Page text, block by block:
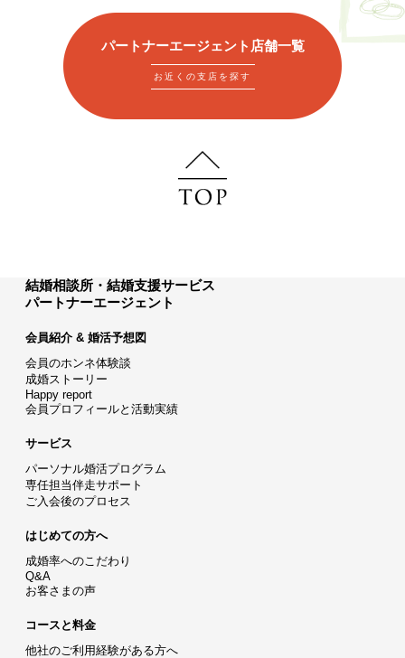
パートナーエージェント店舗一覧
お近くの支店を探す
結婚相談所・結婚支援サービス
パートナーエージェント
会員紹介 & 婚活予想図
会員のホンネ体験談
成婚ストーリー
Happy report
会員プロフィールと活動実績
サービス
パーソナル婚活プログラム
専任担当伴走サポート
ご入会後のプロセス
はじめての方へ
成婚率へのこだわり
Q&A
お客さまの声
コースと料金
他社のご利用経験がある方へ